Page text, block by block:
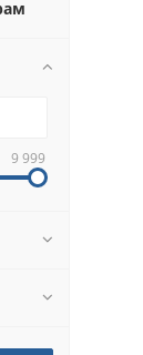
9 999